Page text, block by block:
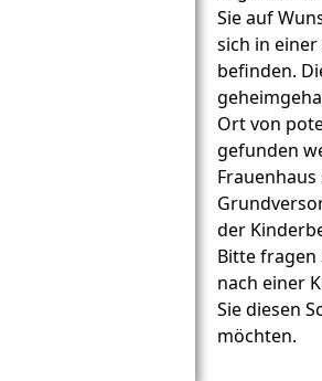
Sie auf
sich in
befinden.
Ort von
gefunden
der
Bitte fragen
nach einer
Sie diesen
möchten.